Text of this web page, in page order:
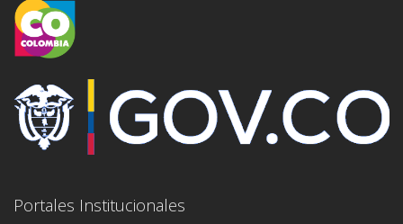
Portales Institucionales